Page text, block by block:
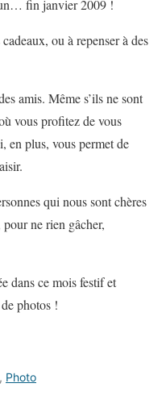
un… fin janvier 2009 !
ou à repenser à des
amis. Même s’ils ne sont
vous profitez de vous
en plus, vous permet de
qui nous sont chères
ne rien gâcher,
dans ce mois festif et
photos !
, Photo